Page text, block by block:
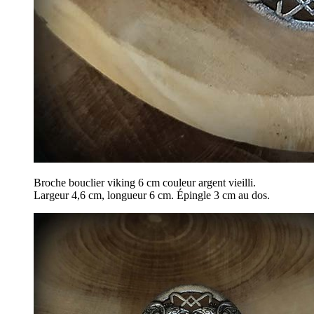
Broche bouclier viking 6 cm couleur argent vieilli.
Largeur 4,6 cm, longueur 6 cm. Épingle 3 cm au dos.